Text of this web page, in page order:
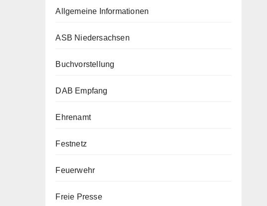
Allgemeine Informationen
ASB Niedersachsen
Buchvorstellung
DAB Empfang
Ehrenamt
Festnetz
Feuerwehr
Freie Presse